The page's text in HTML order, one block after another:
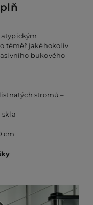
O
atypickým
téměř jakéhokoliv
bukového
stromů –
skla
cm